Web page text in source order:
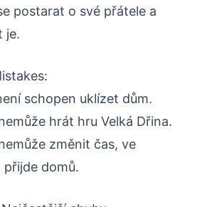
postarat o své přátele a
je.
schopen uklízet dům.
hrát hru Velká Dřina.
změnit čas, ve
domů.